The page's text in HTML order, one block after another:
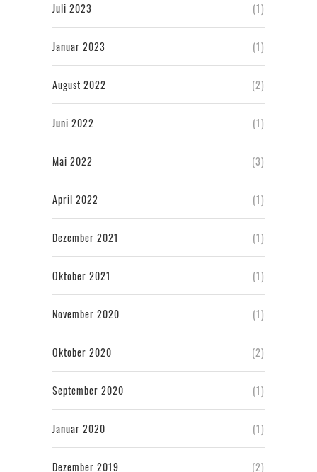
Juli 2023 (1)
Januar 2023 (1)
August 2022 (2)
Juni 2022 (1)
Mai 2022 (3)
April 2022 (1)
Dezember 2021 (1)
Oktober 2021 (1)
November 2020 (1)
Oktober 2020 (2)
September 2020 (1)
Januar 2020 (1)
Dezember 2019 (2)